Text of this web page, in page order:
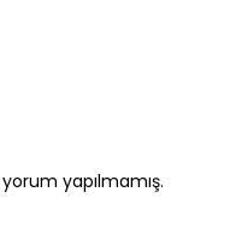
yapılmamış.